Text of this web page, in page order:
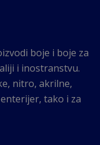
boje i boje za
i inostranstvu.
nitro, akrilne,
tako i za